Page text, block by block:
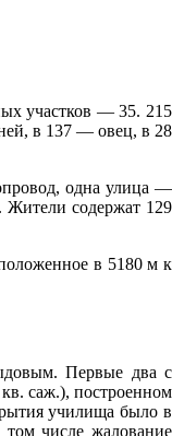
участков — 35. 215
в 137 — овец, в 28
одна улица —
Жители содержат 129
в 5180 м к
Первые два с
кв. саж.), построенном
училища было в
числе жалование